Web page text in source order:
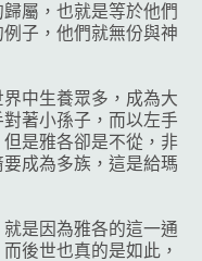
屬，也就是等於他們
子，他們就無份與神
中生養眾多，成為大
著小孫子，而以左手
是雅各卻是不從，非
成為多族，這是給瑪
是因為雅各的這一通
後世也真的是如此，